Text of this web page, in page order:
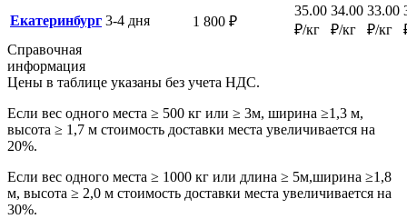
Екатеринбург 3-4 дня 1 800 ₽
35.00
₽/кг
34.00
₽/кг
33.00
₽/кг
Справочная
информация
Цены в таблице указаны без учета НДС.
Если вес одного места ≥ 500 кг или ≥ 3м, ширина ≥1,3 м,
высота ≥ 1,7 м стоимость доставки места увеличивается на
20%.
Если вес одного места ≥ 1000 кг или длина ≥ 5м,ширина ≥1,8
м, высота ≥ 2,0 м стоимость доставки места увеличивается на
30%.